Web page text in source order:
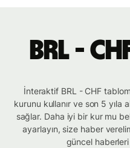
BRL -
İnteraktif BRL - CHF
kurunu kullanır ve son 5 yıla
sağlar. Daha iyi bir kur mu
ayarlayın, size haber
güncel haberleri